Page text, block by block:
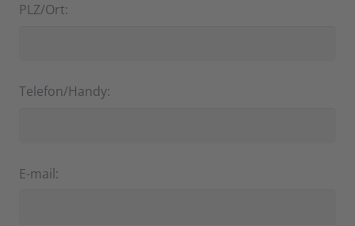
PLZ/Ort:
Telefon/Handy:
E-mail: